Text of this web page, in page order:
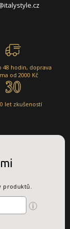
48 hodin, doprava
od 2000 Kč
let zkušeností
produktů.